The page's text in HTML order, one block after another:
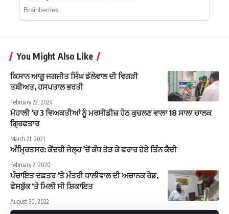
You Might Also Like
ਕਿਸਾਨ ਆਗੂ ਜਗਜੀਤ ਸਿੰਘ ਡੱਲੇਵਾਲ ਦੀ ਵਿਗੜੀ
ਤਬੀਅਤ, ਹਸਪਤਾਲ ਭਰਤੀ
February 22, 2024
ਮੋਹਾਲੀ ‘ਚ 3 ਵਿਅਕਤੀਆਂ ਨੂੰ ਮਰਸੀਡੀਜ਼ ਹੇਠ ਕੁਚਲਣ ਵਾਲਾ 18 ਸਾਲਾ ਚਾਲਕ
ਗ੍ਰਿਫਤਾਰ
March 21, 2021
ਅੰਮ੍ਰਿਤਸਰ: ਕੇਂਦਰੀ ਜੇਲ੍ਹ ’ਚੋਂ ਕੰਧ ਤੋੜ ਕੇ ਫਰਾਰ ਹੋਏ ਤਿੰਨ ਕੈਦੀ
February 2, 2020
ਪੰਚਾਇਤ ਦਫ਼ਤਰ ‘ਤੇ ਮੰਤਰੀ ਧਾਲੀਵਾਲ ਦੀ ਅਚਾਨਕ ਰੇਡ,
ਫੇਸਬੁੱਕ ‘ਤੇ ਮਿਲੀ ਸੀ ਸ਼ਿਕਾਇਤ
August 30, 2022